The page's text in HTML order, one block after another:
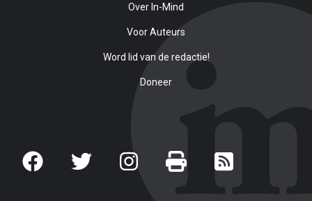
Over In-Mind
Voor Auteurs
Word lid van de redactie!
Doneer